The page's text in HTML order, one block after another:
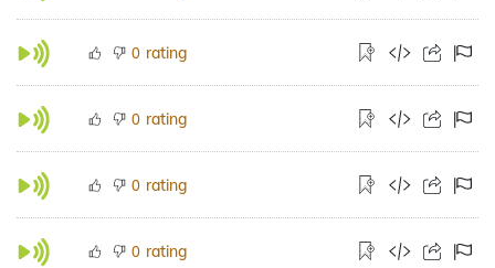
0 rating
0 rating
0 rating
0 rating